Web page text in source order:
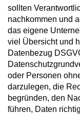
sollten
nachkommen und
das eigene
viel Übersicht und
Datenbezug
oder Personen
darzulegen, die
begründen, den
führen, Daten